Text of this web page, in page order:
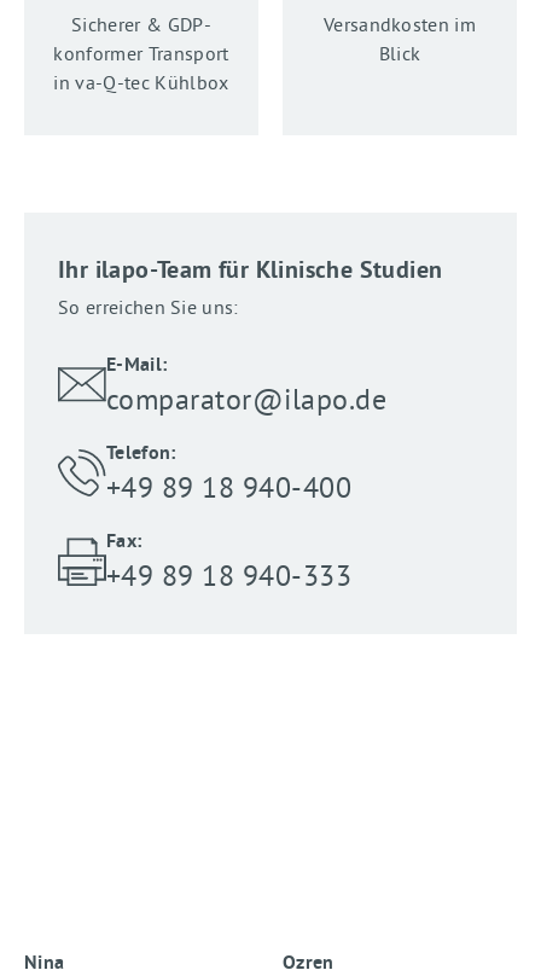
Sicherer & GDP-
konformer Transport
in va-Q-tec Kühlbox
Versandkosten im
Blick
Ihr ilapo-Team für Klinische Studien
So erreichen Sie uns:
E-Mail:
comparator@ilapo.de
Telefon:
+49 89 18 940-400
Fax:
+49 89 18 940-333
Nina Ozren